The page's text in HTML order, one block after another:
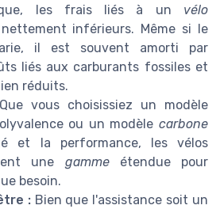
les frais liés à un vélo
inférieurs. Même si le
il est souvent amorti par
liés aux carburants fossiles et
réduits.
vous choisissiez un modèle
ou un modèle carbone
et la performance, les vélos
une gammeétendue pour
besoin.
:Bien que l'assistance soit un